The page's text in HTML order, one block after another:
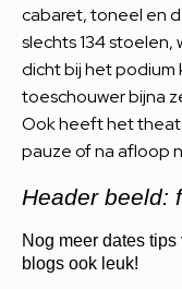
cabaret, toneel en
slechts 134 stoelen,
dicht bij het podium
toeschouwer bijna
Ook heeft het
pauze of na afloop
Header beeld:
Nog meer dates
blogs ook leuk!